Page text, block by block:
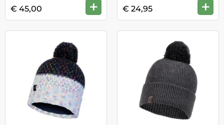
€ 45,00 + € 24,95 +